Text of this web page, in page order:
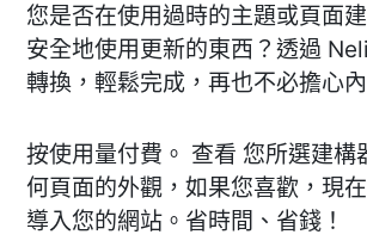
您是否在使用過時的主題或頁面
安全地使用更新的東西？透過
轉換，輕鬆完成，再也不必擔心
按使用量付費。 查看 您所選建構
何頁面的外觀，如果您喜歡，現
導入您的網站。省時間、省錢！